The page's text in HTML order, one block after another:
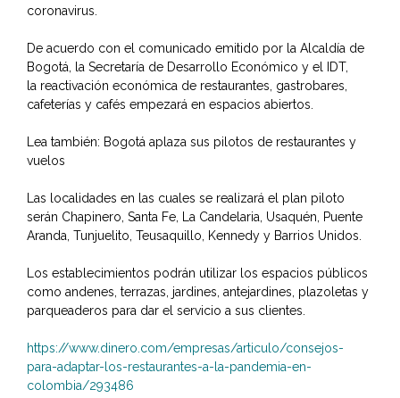
coronavirus.
De acuerdo con el comunicado emitido por la Alcaldía de
Bogotá, la Secretaría de Desarrollo Económico y el IDT,
la reactivación económica de restaurantes , gastrobares,
cafeterías y cafés empezará en espacios abiertos.
Lea también: Bogotá aplaza sus pilotos de restaurantes y
vuelos
Las localidades en las cuales se realizará el plan piloto
serán Chapinero, Santa Fe, La Candelaria, Usaquén, Puente
Aranda, Tunjuelito, Teusaquillo, Kennedy y Barrios Unidos.
Los establecimientos podrán utilizar los espacios públicos
como andenes, terrazas, jardines, antejardines, plazoletas y
parqueaderos para dar el servicio a sus clientes.
https://www.dinero.com/empresas/articulo/consejos-
para-adaptar-los-restaurantes-a-la-pandemia-en-
colombia/293486